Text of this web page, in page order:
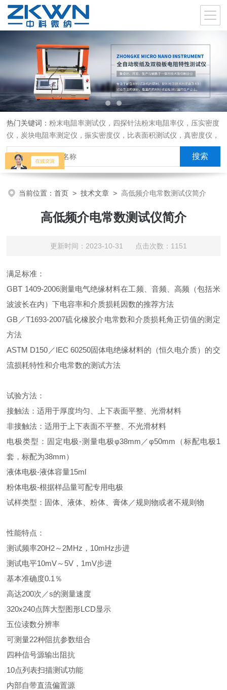
热门关键词：粉末电阻率测试仪，四探针法粉末电阻率仪，压实密度
仪，炭块电阻率测定仪，振实密度仪，比表面积测试仪，真密度仪，
炭块热膨胀仪，炭块透气率仪，炭块二氧化碳反应测定仪
当前位置：首页 >技术文章 > 高低频介电常数测试仪简介
高低频介电常数测试仪简介
更新时间：2023-10-31 点击次数：1151
满足标准：
GBT 1409-2006测量电气绝缘材料在工频、音频、高频（包括米
波波长在内）下电容率和介质损耗因数的推荐方法
GB／T1693-2007硫化橡胶介电常数和介质损耗角正切值的测定
方法
ASTM D150／IEC 60250固体电绝缘材料的（恒久电介质）的交
流损耗特性和介电常数的测试方法
试验方法：
接触法：适用于厚度均匀、上下表面平整、光滑材料
非接触法：适用于上下表面不平整、不光滑材料
电极类型：固定电极-测量电极φ38mm／φ50mm（标配电极1
套，标配为38mm）
液体电极-液体容量15ml
粉体电极-根据样品量可配专用电极
试样类型：固体、液体、粉体、膏体／规则物或者不规则物
性能特点：
测试频率20H2～2MHz，10mHz步进
测试电平10mV～5V，1mV步进
基本准确度0.1％
高达200次／s的测量速度
320x240点阵大型图形LCD显示
五位读数分辨率
可测量22种阻抗参数组合
四种信号源输出阻抗
10点列表扫描测试功能
内部自带直流偏置源